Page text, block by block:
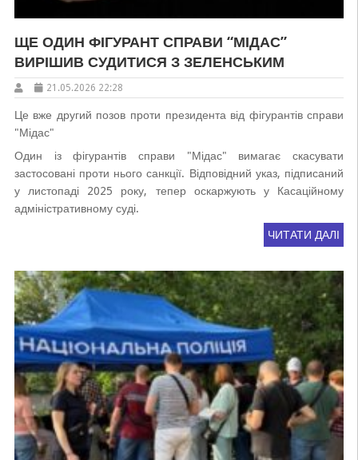
ЩЕ ОДИН ФІГУРАНТ СПРАВИ “МІДАС”
ВИРІШИВ СУДИТИСЯ З ЗЕЛЕНСЬКИМ
21.05.2026 22:28
Це вже другий позов проти президента від фігурантів справи
"Мідас"
Один із фігурантів справи "Мідас" вимагає скасувати
застосовані проти нього санкції. Відповідний указ, підписаний
у листопаді 2025 року, тепер оскаржують у Касаційному
адміністративному суді.
ЧИТАТИ ДАЛІ